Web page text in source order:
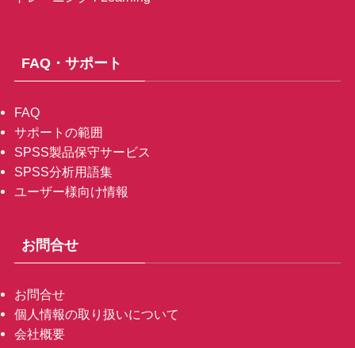
FAQ・サポート
FAQ
サポートの範囲
SPSS製品保守サービス
SPSS分析用語集
ユーザー様向け情報
お問合せ
お問合せ
個人情報の取り扱いについて
会社概要